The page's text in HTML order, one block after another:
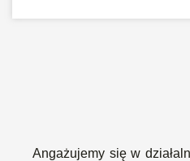
Angażujemy się w